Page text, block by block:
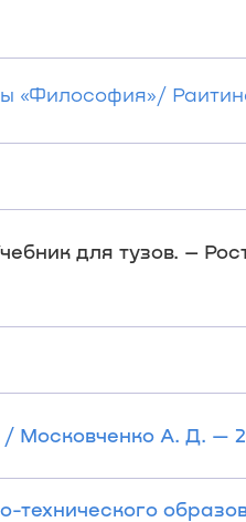
«Философия»/
для тузов. –
Московченко А. Д. —
технического